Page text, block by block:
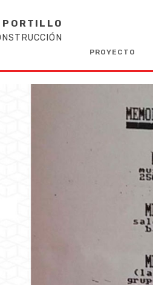
PROYECTO